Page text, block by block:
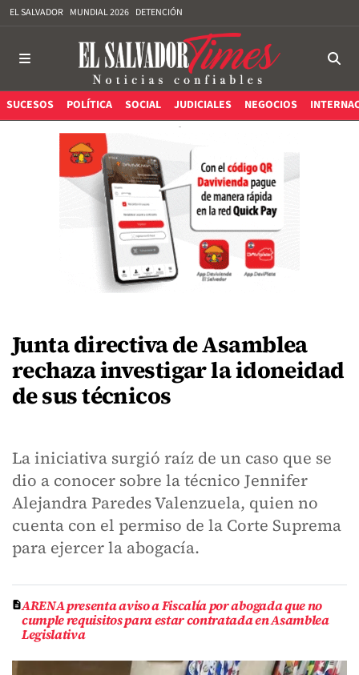
EL SALVADOR MUNDIAL 2026 DETENCIÓN
SUCESOS POLÍTICA SOCIAL JUDICIALES NEGOCIOS
Junta directiva de Asamblea
rechaza investigar la idoneidad
de sus técnicos
La iniciativa surgió raíz de un caso que se
dio a conocer sobre la técnico Jennifer
Alejandra Paredes Valenzuela, quien no
cuenta con el permiso de la Corte Suprema
para ejercer la abogacía.
ARENA presenta aviso a Fiscalía por abogada que no
cumple requisitos para estar contratada en Asamblea
Legislativa